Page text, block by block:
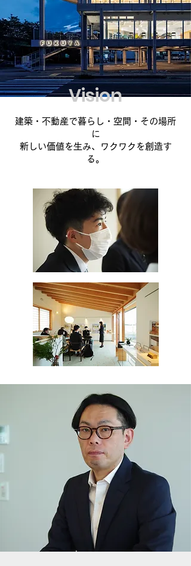
Vision
建築・不動産で暮らし・空間・その場所
に
新しい価値を生み、ワクワクを創造す
る。